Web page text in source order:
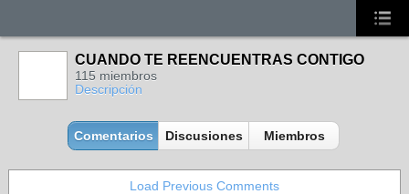
CUANDO TE REENCUENTRAS CONTIGO
115 miembros
Descripción
Comentarios Discusiones Miembros
Load Previous Comments